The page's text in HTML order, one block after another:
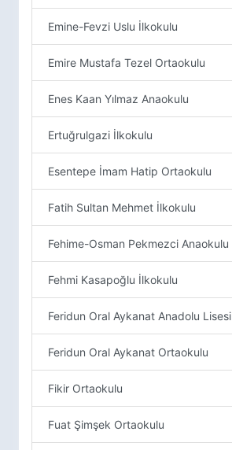
Emine-Fevzi Uslu İlkokulu
Emire Mustafa Tezel Ortaokulu
Enes Kaan Yılmaz Anaokulu
Ertuğrulgazi İlkokulu
Esentepe İmam Hatip Ortaokulu
Fatih Sultan Mehmet İlkokulu
Fehime-Osman Pekmezci Anaokulu
Fehmi Kasapoğlu İlkokulu
Feridun Oral Aykanat Anadolu Lisesi
Feridun Oral Aykanat Ortaokulu
Fikir Ortaokulu
Fuat Şimşek Ortaokulu